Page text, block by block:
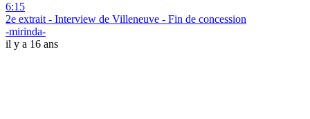
6:15
2e extrait - Interview de Villeneuve - Fin de concession
-mirinda-
il y a 16 ans